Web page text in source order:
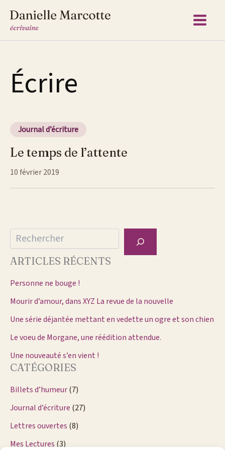
Aller
contenu
Écrire
Journal d’écriture
Le temps de l’attente
10 février 2019
Rechercher
ARTICLES RÉCENTS
Personne ne bouge !
Mourir d’amour, dans XYZ La revue de la nouvelle
Une série déjantée mettant en vedette un ogre et son chien
Le voeu de Morgane, une réédition attendue.
Une nouveauté s’en vient !
CATÉGORIES
Billets d’humeur(7)
Journal d’écriture (27)
Lettres ouvertes (8)
Mes Lectures (3)